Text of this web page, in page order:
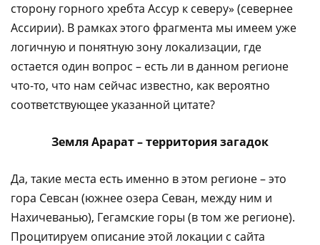
сторону горного хребта Ассур к северу» (севернее
Ассирии). В рамках этого фрагмента мы имеем уже
логичную и понятную зону локализации, где
остается один вопрос – есть ли в данном регионе
что-то, что нам сейчас известно, как вероятно
соответствующее указанной цитате?
Земля Арарат – территория загадок
Да, такие места есть именно в этом регионе – это
гора Севсан (южнее озера Севан, между ним и
Нахичеванью), Гегамские горы (в том же регионе).
Процитируем описание этой локации с сайта